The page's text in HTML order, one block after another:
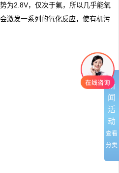
新
闻
活
动
查看
分类
为2.8V，仅次于氟，所以几乎能氧
激发一系列的氧化反应，使有机污